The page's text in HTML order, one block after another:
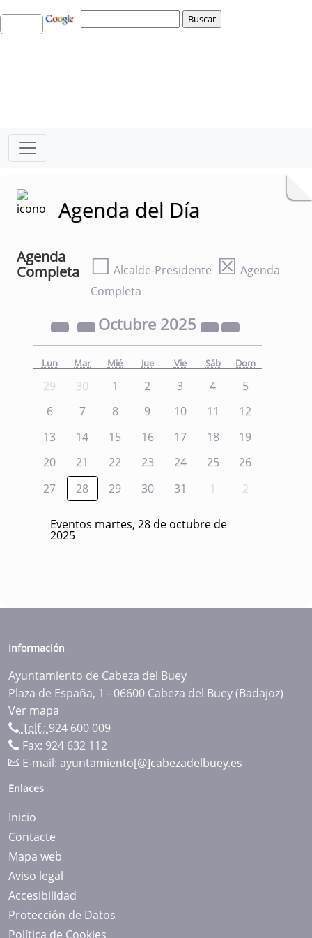
Agenda del Día
Agenda
Completa
☐ Alcalde-Presidente ☒ Agenda
Completa
Octubre 2025
Lun Mar Mié Jue Vie Sáb Dom
29 30 1 2 3 4
5
6
7 8 9 10 11
12
13
14 15 16 17 18
19
20
21 22 23 24 25
26
27
28 29 30 31 1 2
Eventos martes, 28 de octubre de
2025
Información
Ayuntamiento de Cabeza del Buey
Plaza de España, 1 - 06600 Cabeza del Buey (Badajoz)
Ver mapa
Telf.: 924 600 009
Fax: 924 632 112
E-mail: ayuntamiento[@]cabezadelbuey.es
Enlaces
Inicio
Contacte
Mapa web
Aviso legal
Accesibilidad
Protección de Datos
Política de Cookies